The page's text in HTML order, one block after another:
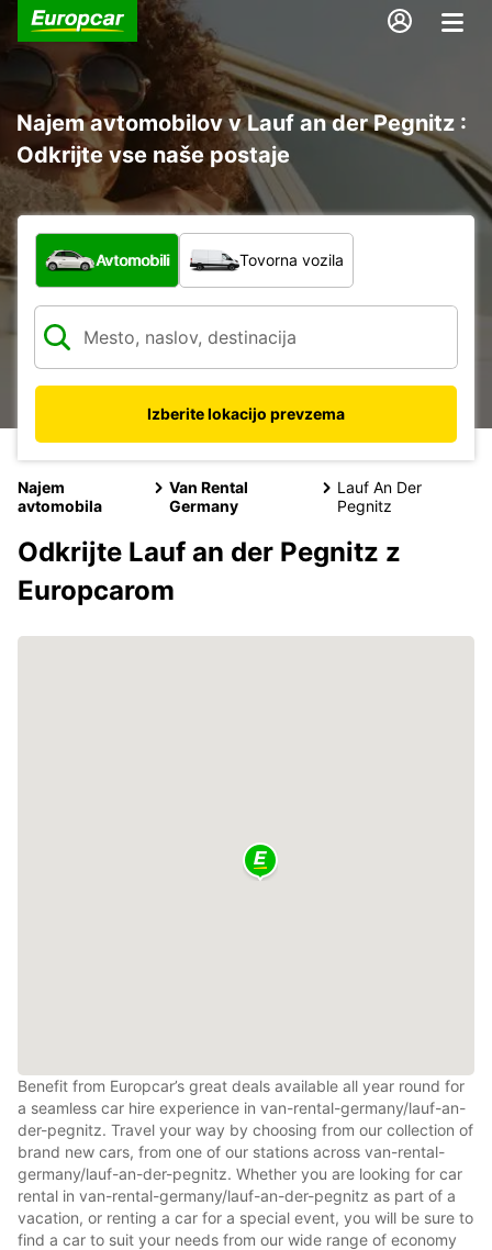
Najem avtomobilov v Lauf an der Pegnitz :
Odkrijte vse naše postaje
Katera vrsta vozila?
Avtomobili Tovorna vozila
Izberite lokacijo prevzema
Najem
avtomobila
Van Rental
Germany
Lauf An Der
Pegnitz
Odkrijte Lauf an der Pegnitz z
Europcarom
Benefit from Europcar’s great deals available all year round for
a seamless car hire experience in van-rental-germany/lauf-an-
der-pegnitz. Travel your way by choosing from our collection of
brand new cars, from one of our stations across van-rental-
germany/lauf-an-der-pegnitz. Whether you are looking for car
rental in van-rental-germany/lauf-an-der-pegnitz as part of a
vacation, or renting a car for a special event, you will be sure to
find a car to suit your needs from our wide range of economy